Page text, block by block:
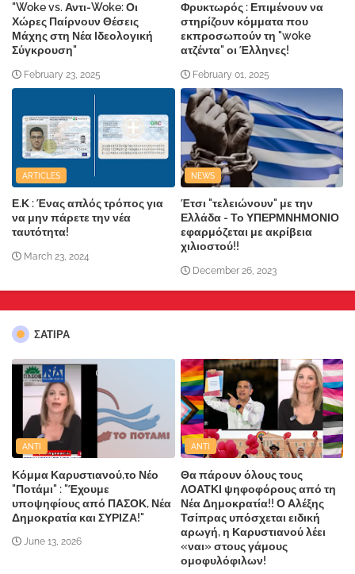
"Woke vs. Αντι-Woke: Οι
Χώρες Παίρνουν Θέσεις
Μάχης στη Νέα Ιδεολογική
Σύγκρουση"
February 23, 2025
Φρυκτωρός : Επιμένουν να
στηρίζουν κόμματα που
εκπροσωπούν τη "woke
ατζέντα" οι Έλληνες!
February 01, 2025
ARTICLES
Ε.Κ : Ένας απλός τρόπος για
να μην πάρετε την νέα
ταυτότητα!
March 23, 2024
NEWS
Έτσι "τελειώνουν" με την
Ελλάδα - Το ΥΠΕΡΜΝΗΜΟΝΙΟ
εφαρμόζεται με ακρίβεια
χιλιοστού!!
December 26, 2023
ΣΑΤΙΡΑ
ANTI
Κόμμα Καρυστιανού,το Νέο
"Ποτάμι" : "Έχουμε
υποψηφίους από ΠΑΣΟΚ, Νέα
Δημοκρατία και ΣΥΡΙΖΑ!"
June 13, 2026
ANTI
Θα πάρουν όλους τους
ΛΟΑΤΚΙ ψηφοφόρους από τη
Νέα Δημοκρατία!! Ο Αλέξης
Τσίπρας υπόσχεται ειδική
αρωγή, η Καρυστιανού λέει
«ναι» στους γάμους
ομοφυλόφιλων!